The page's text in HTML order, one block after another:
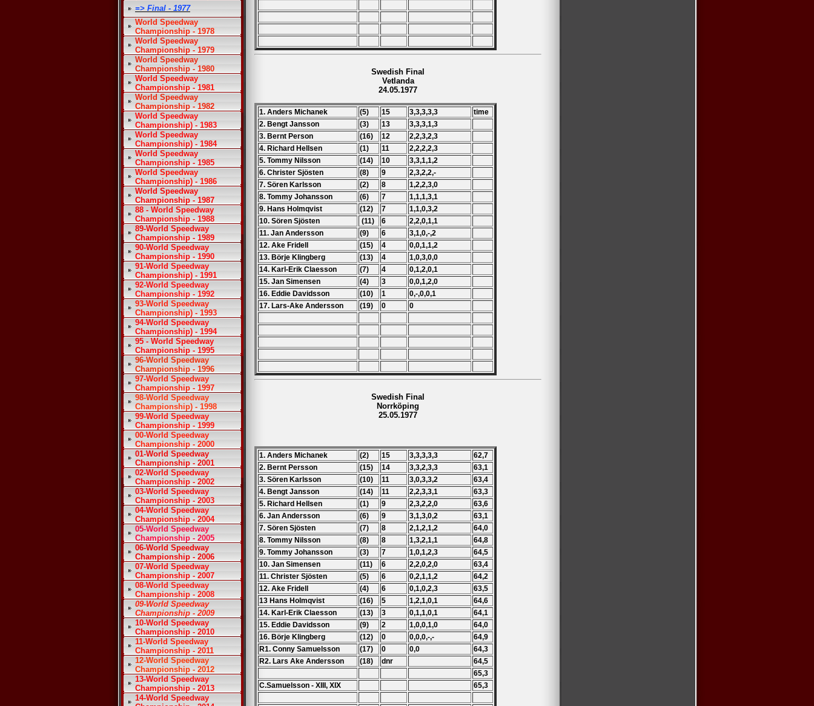
=> Final - 1977
World Speedway
Championship - 1978
World Speedway
Championship - 1979
World Speedway
Championship - 1980
World Speedway
Championship - 1981
World Speedway
Championship - 1982
World Speedway
Championship) - 1983
World Speedway
Championship) - 1984
World Speedway
Championship - 1985
World Speedway
Championship) - 1986
World Speedway
Championship - 1987
88 - World Speedway
Championship - 1988
89-World Speedway
Championship - 1989
90-World Speedway
Championship - 1990
91-World Speedway
Championship) - 1991
92-World Speedway
Championship - 1992
93-World Speedway
Championship) - 1993
94-World Speedway
Championship) - 1994
95 - World Speedway
Championship - 1995
96-World Speedway
Championship - 1996
97-World Speedway
Championship - 1997
98-World Speedway
Championship) - 1998
99-World Speedway
Championship - 1999
00-World Speedway
Championship - 2000
01-World Speedway
Championship - 2001
02-World Speedway
Championship - 2002
03-World Speedway
Championship - 2003
04-World Speedway
Championship - 2004
05-World Speedway
Championship - 2005
06-World Speedway
Championship - 2006
07-World Speedway
Championship - 2007
08-World Speedway
Championship - 2008
09-World Speedway
Championship - 2009
10-World Speedway
Championship - 2010
11-World Speedway
Championship - 2011
12-World Speedway
Championship - 2012
13-World Speedway
Championship - 2013
14-World Speedway
Swedish Final
Vetlanda
24.05.1977
1. Anders Michanek (5) 15 3,3,3,3,3
time
2. Bengt Jansson
(3) 13
3,3,3,1,3
3. Bernt Person
(16) 12
2,2,3,2,3
4. Richard Hellsen
(1) 11
2,2,2,2,3
5. Tommy Nilsson
(14) 10
3,3,1,1,2
6. Christer Sjösten
(8) 9
2,3,2,2,-
7. Sören Karlsson
(2) 8
1,2,2,3,0
8. Tommy Johansson
(6) 7
1,1,1,3,1
9. Hans Holmqvist
(12) 7
1,1,0,3,2
10. Sören Sjösten
(11) 6
2,2,0,1,1
11. Jan Andersson
(9) 6
3,1,0,-,2
12. Ake Fridell
(15) 4
0,0,1,1,2
13. Börje Klingberg
(13) 4
1,0,3,0,0
14. Karl-Erik Claesson
(7) 4
0,1,2,0,1
15. Jan Simensen
(4) 3
0,0,1,2,0
16. Eddie Davidsson
(10) 1
0,-,0,0,1
17. Lars-Ake Andersson
(19) 0 0
Swedish Final
Norrköping
25.05.1977
1. Anders Michanek (2) 15 3,3,3,3,3
62,7
2. Bernt Persson
(15) 14 3,3,2,3,3
63,1
3. Sören Karlsson
(10) 11 3,0,3,3,2
63,4
4. Bengt Jansson
(14) 11 2,2,3,3,1
63,3
5. Richard Hellsen
(1) 9 2,3,2,2,0
63,6
6. Jan Andersson
(6) 9 3,1,3,0,2
63,1
7. Sören Sjösten
(7) 8 2,1,2,1,2
64,0
8. Tommy Nilsson
(8) 8 1,3,2,1,1
64,8
9. Tommy Johansson
(3) 7 1,0,1,2,3
64,5
10. Jan Simensen
(11) 6 2,2,0,2,0
63,4
11. Christer Sjösten
(5) 6 0,2,1,1,2
64,2
12. Ake Fridell
(4) 6 0,1,0,2,3
63,5
13 Hans Holmqvist
(16) 5 1,2,1,0,1
64,6
14. Karl-Erik Claesson
(13) 3 0,1,1,0,1
64,1
15. Eddie Davidsson
(9) 2 1,0,0,1,0
64,0
16. Börje Klingberg
(12) 0 0,0,0,-,-
64,9
R1. Conny Samuelsson
(17) 0 0,0
64,3
R2. Lars Ake Andersson
(18) dnr
64,5
65,3
C.Samuelsson - XIII, XIX
65,3